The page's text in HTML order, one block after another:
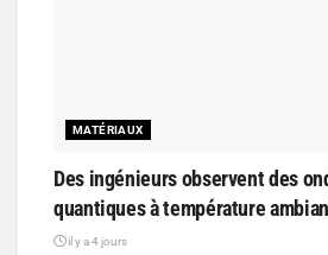
MATÉRIAUX
Des ingénieurs observent des
quantiques à température
il y a 4 jours